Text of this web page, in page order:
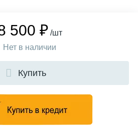
500 ₽ /шт
Нет в наличии
Купить